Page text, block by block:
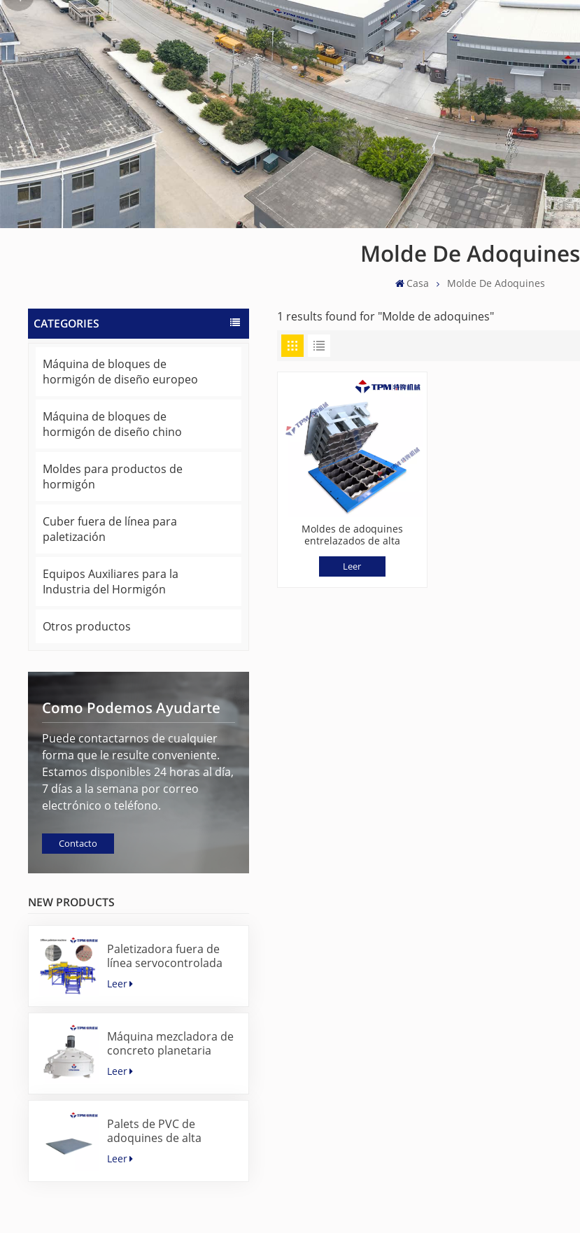
Molde De Adoquines
Casa Molde De Adoquines
CATEGORIES
Máquina de bloques de
hormigón de diseño europeo
Máquina de bloques de
hormigón de diseño chino
Moldes para productos de
hormigón
Cuber fuera de línea para
paletización
Equipos Auxiliares para la
Industria del Hormigón
Otros productos
Como Podemos Ayudarte
Puede contactarnos de cualquier
forma que le resulte conveniente.
Estamos disponibles 24 horas al día,
7 días a la semana por correo
electrónico o teléfono.
Contacto
NEW PRODUCTS
Paletizadora fuera de
línea servocontrolada
para bloques de
hormigón
Leer
Máquina mezcladora de
concreto planetaria
súper rápida para
máquina de adoquines
Leer
Palets de PVC de
adoquines de alta
calidad para máquina
para fabricar bloques de
Leer
1 results found for "Molde de adoquines"
Moldes de adoquines
entrelazados de alta
adoquines de hormigón
Leer